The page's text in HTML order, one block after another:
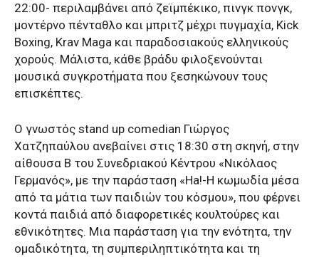
22:00- περιλαμβάνει από ζεϊμπέκικο, πινγκ πονγκ,
μοντέρνο πένταθλο και μπριτζ μέχρι πυγμαχία, Kick
Boxing, Krav Maga και παραδοσιακούς ελληνικούς
χορούς. Μάλιστα, κάθε βράδυ φιλοξενούνται
μουσικά συγκροτήματα που ξεσηκώνουν τους
επισκέπτες.
Ο γνωστός stand up comedian Γιώργος
Χατζηπαύλου ανεβαίνει στις 18:30 στη σκηνή, στην
αίθουσα Β του Συνεδριακού Κέντρου «Νικόλαος
Γερμανός», με την παράσταση «Ha!-Η κωμωδία μέσα
από τα μάτια των παιδιών του κόσμου», που φέρνει
κοντά παιδιά από διαφορετικές κουλτούρες και
εθνικότητες. Μια παράσταση για την ενότητα, την
ομαδικότητα, τη συμπεριληπτικότητα και τη